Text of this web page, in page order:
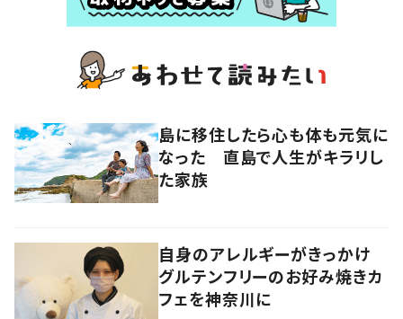
島に移住したら心も体も元気に
なった 直島で人生がキラリし
た家族
自身のアレルギーがきっかけ
グルテンフリーのお好み焼きカ
フェを神奈川に